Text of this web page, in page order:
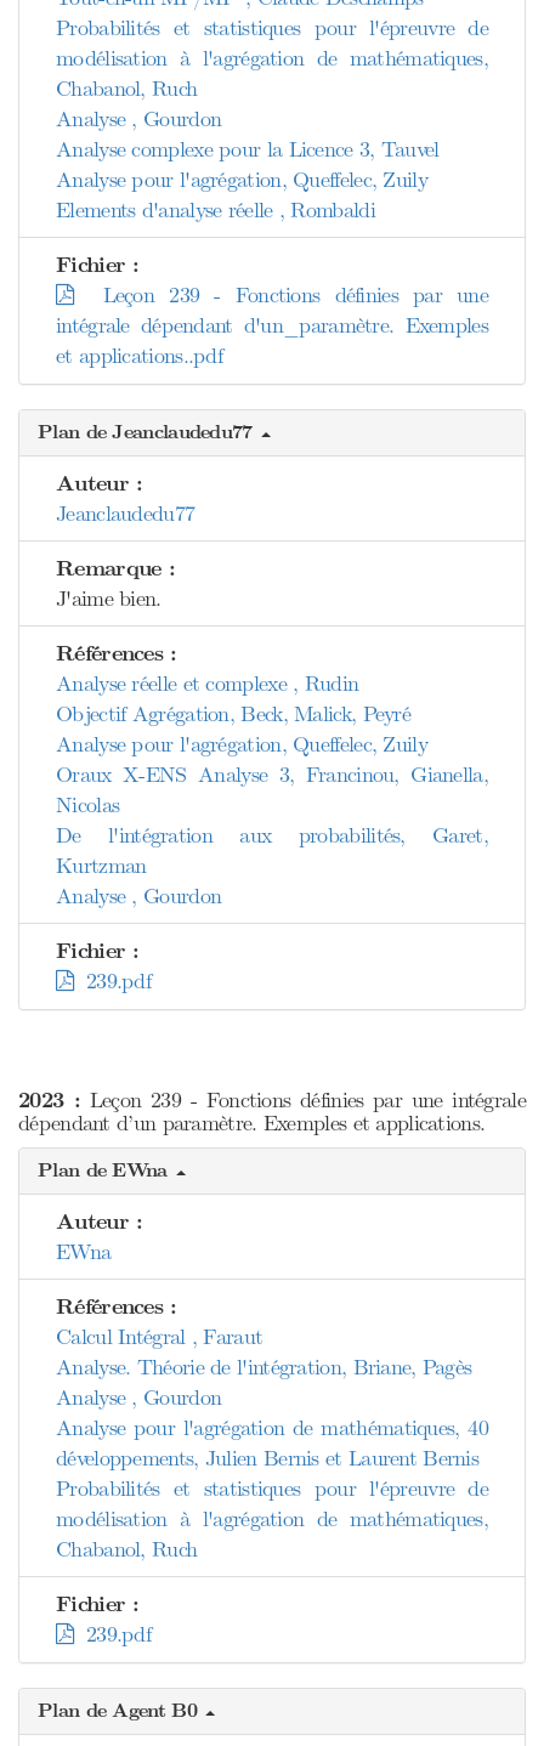
Probabilités et statistiques pour l'épreuvre de
modélisation à l'agrégation de mathématiques,
Chabanol, Ruch
Analyse , Gourdon
Analyse complexe pour la Licence 3, Tauvel
Analyse pour l'agrégation, Queffelec, Zuily
Elements d'analyse réelle , Rombaldi
Fichier :
Leçon 239 - Fonctions définies par une
intégrale dépendant d'un_paramètre. Exemples
et applications..pdf
Plan de Jeanclaudedu77
Auteur :
Jeanclaudedu77
Remarque :
J'aime bien.
Références :
Analyse réelle et complexe , Rudin
Objectif Agrégation, Beck, Malick, Peyré
Analyse pour l'agrégation, Queffelec, Zuily
Oraux X-ENS Analyse 3, Francinou, Gianella,
Nicolas
De l'intégration aux probabilités, Garet,
Kurtzman
Analyse , Gourdon
Fichier :
239.pdf
2023 : Leçon 239 - Fonctions définies par une intégrale
dépendant d’un paramètre. Exemples et applications.
Plan de EWna
Auteur :
EWna
Références :
Calcul Intégral , Faraut
Analyse. Théorie de l'intégration, Briane, Pagès
Analyse , Gourdon
Analyse pour l'agrégation de mathématiques, 40
développements, Julien Bernis et Laurent Bernis
Probabilités et statistiques pour l'épreuvre de
modélisation à l'agrégation de mathématiques,
Chabanol, Ruch
Fichier :
239.pdf
Plan de Agent B0